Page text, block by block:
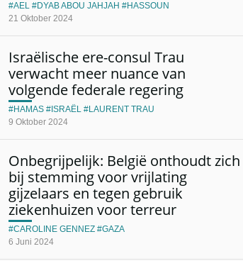
21 Oktober 2024
AEL DYAB ABOU JAHJAH HASSOUN
Israëlische ere-consul Trau
verwacht meer nuance van
volgende federale regering
9 Oktober 2024
HAMAS ISRAËL LAURENT TRAU
Onbegrijpelijk: België onthoudt zich
bij stemming voor vrijlating
gijzelaars en tegen gebruik
ziekenhuizen voor terreur
6 Juni 2024
CAROLINE GENNEZ GAZA